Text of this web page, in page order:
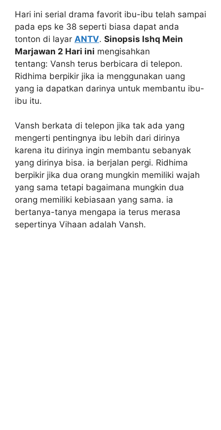
Hari ini serial drama favorit ibu-ibu telah sampai
pada eps ke 38 seperti biasa dapat anda
tonton di layar ANTV. Sinopsis Ishq Mein
Marjawan 2 Hari ini mengisahkan
tentang: Vansh terus berbicara di telepon.
Ridhima berpikir jika ia menggunakan uang
yang ia dapatkan darinya untuk membantu ibu-
ibu itu.
Vansh berkata di telepon jika tak ada yang
mengerti pentingnya ibu lebih dari dirinya
karena itu dirinya ingin membantu sebanyak
yang dirinya bisa. ia berjalan pergi. Ridhima
berpikir jika dua orang mungkin memiliki wajah
yang sama tetapi bagaimana mungkin dua
orang memiliki kebiasaan yang sama. ia
bertanya-tanya mengapa ia terus merasa
sepertinya Vihaan adalah Vansh.